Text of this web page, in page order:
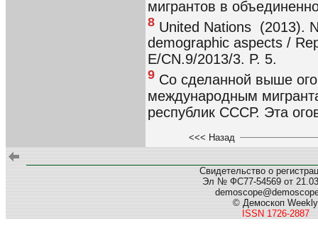
мигрантов в
8 United Nations (2013).
demographic aspects /
E/CN.9/2013/3. P. 5.
9 Со сделанной выше
международным
республик СССР. Эта
<<< Назад
Свидетельство о
Эл № ФС77-54569 от
© Демоскоп Weekly
ISSN 1726-2887